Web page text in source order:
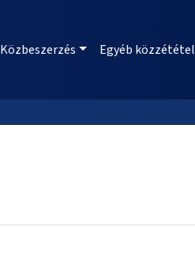
Közbeszerzés Egyéb közzététel